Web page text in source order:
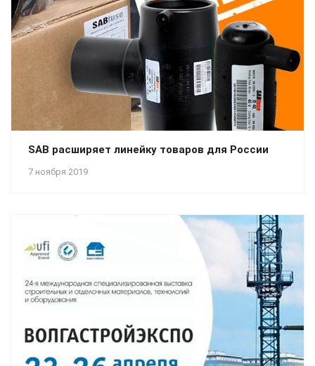
7 ноября 2019
SAB расширяет линейку товаров для России